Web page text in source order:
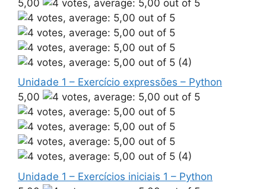
5,00
(4)
Unidade 1 – Exercício expressões – Python
5,00
(4)
Unidade 1 – Exercícios iniciais 1 – Python